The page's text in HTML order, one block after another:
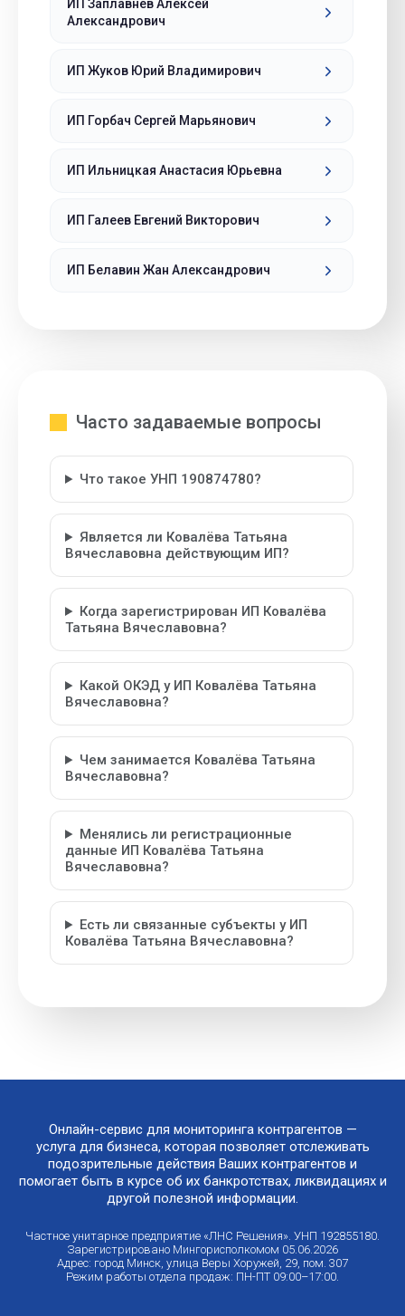
ИП Заплавнев Алексей
Александрович
ИП Жуков Юрий Владимирович
ИП Горбач Сергей Марьянович
ИП Ильницкая Анастасия Юрьевна
ИП Галеев Евгений Викторович
ИП Белавин Жан Александрович
Часто задаваемые вопросы
Что такое УНП 190874780?
Является ли Ковалёва Татьяна
Вячеславовна действующим ИП?
Когда зарегистрирован ИП Ковалёва
Татьяна Вячеславовна?
Какой ОКЭД у ИП Ковалёва Татьяна
Вячеславовна?
Чем занимается Ковалёва Татьяна
Вячеславовна?
Менялись ли регистрационные
данные ИП Ковалёва Татьяна
Вячеславовна?
Есть ли связанные субъекты у ИП
Ковалёва Татьяна Вячеславовна?
Онлайн-сервис для мониторинга контрагентов —
услуга для бизнеса, которая позволяет отслеживать
подозрительные действия Ваших контрагентов и
помогает быть в курсе об их банкротствах, ликвидациях и
другой полезной информации.
Частное унитарное предприятие «ЛНС Решения». УНП 192855180.
Зарегистрировано Мингорисполкомом 05.06.2026
Адрес: город Минск, улица Веры Хоружей, 29, пом. 307
Режим работы отдела продаж: ПН-ПТ 09:00–17:00.